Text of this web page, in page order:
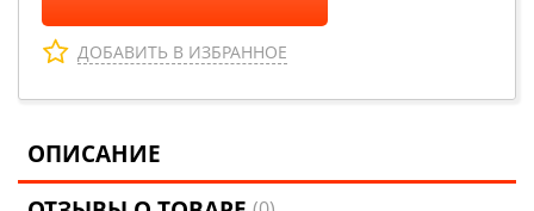
ДОБАВИТЬ В ИЗБРАННОЕ
ОПИСАНИЕ